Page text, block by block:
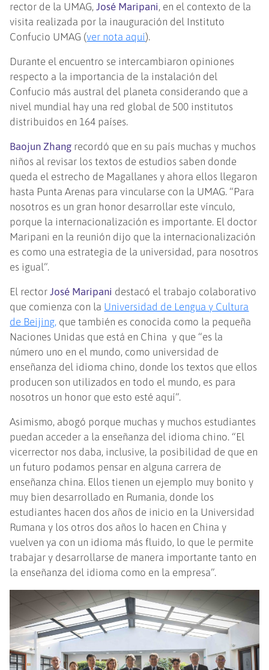
rector de la UMAG,José Maripani, en el contexto de la
visita realizada por la inauguración del Instituto
Confucio UMAG (ver nota aquí).
Durante el encuentro se intercambiaron opiniones
respecto a la importancia de la instalación del
Confucio más austral del planeta considerando que a
nivel mundial hay una red global de 500 institutos
distribuidos en 164 países.
Baojun Zhang recordó que en su país muchas y muchos
niños al revisar los textos de estudios saben donde
queda el estrecho de Magallanes y ahora ellos llegaron
hasta Punta Arenas para vincularse con la UMAG. “Para
nosotros es un gran honor desarrollar este vínculo,
porque la internacionalización es importante. El doctor
Maripani en la reunión dijo que la internacionalización
es como una estrategia de la universidad, para nosotros
es igual”.
El rectorJosé Maripani destacó el trabajo colaborativo
que comienza con la Universidad de Lengua y Cultura
de Beijing, que también es conocida como la pequeña
Naciones Unidas que está en China y que “es la
número uno en el mundo, como universidad de
enseñanza del idioma chino, donde los textos que ellos
producen son utilizados en todo el mundo, es para
nosotros un honor que esto esté aquí”.
Asimismo, abogó porque muchas y muchos estudiantes
puedan acceder a la enseñanza del idioma chino. “El
vicerrector nos daba, inclusive, la posibilidad de que en
un futuro podamos pensar en alguna carrera de
enseñanza china. Ellos tienen un ejemplo muy bonito y
muy bien desarrollado en Rumania, donde los
estudiantes hacen dos años de inicio en la Universidad
Rumana y los otros dos años lo hacen en China y
vuelven ya con un idioma más fluido, lo que le permite
trabajar y desarrollarse de manera importante tanto en
la enseñanza del idioma como en la empresa”.